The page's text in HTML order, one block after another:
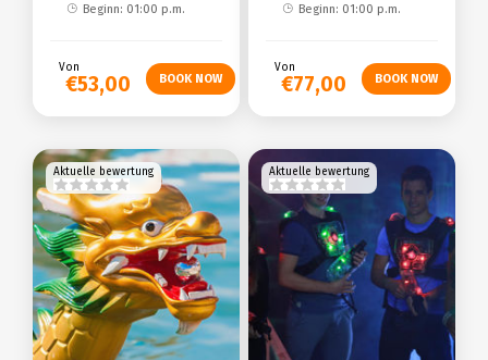
Beginn: 01:00 p.m.
Von
€53,00
Beginn: 01:00 p.m.
Von
€77,00
Aktuelle bewertung Aktuelle bewertung